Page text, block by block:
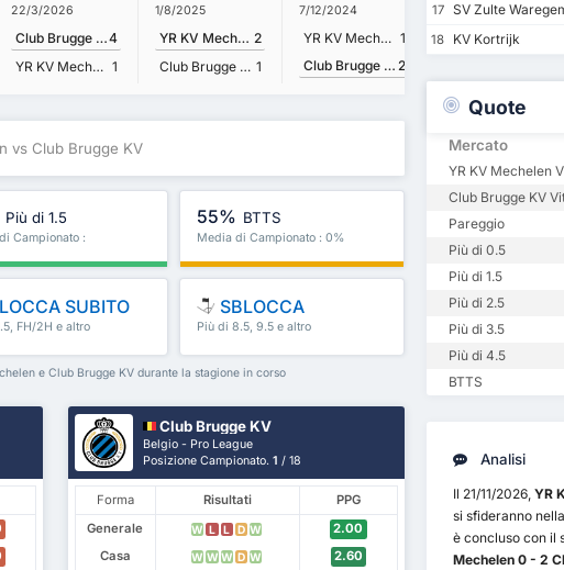
22/3/2026
Club Brugge KV4
YR KV Mechelen 1
1/8/2025
YR KV Mechelen 2
Club Brugge KV 1
7/12/2024
YR KV Mechelen 1
Club Brugge KV 2
26/7/2024
vs Club Brugge KV
Più di 1.5
Campionato :
55% BTTS
Media di Campionato : 0%
SUBITO
FH/2H e altro
SBLOCCA
Più di 8.5, 9.5 e altro
e Club Brugge KV durante la stagione in corso
Club Brugge KV
Belgio - Pro League
Posizione Campionato.1 / 18
Forma Risultati
PPG
Generale
W L L D W
2.00
Casa
W W W D W
2.60
17 SV Zulte
18
KV Kortrijk
Quote
Mercato
YR KV Mechelen
Club Brugge KV
Pareggio
Più di 0.5
Più di 1.5
Più di 2.5
Più di 3.5
Più di 4.5
BTTS
Analisi
Il 21/11/2026, YR
si sfideranno nella
è concluso con il
Mechelen 0 - 2